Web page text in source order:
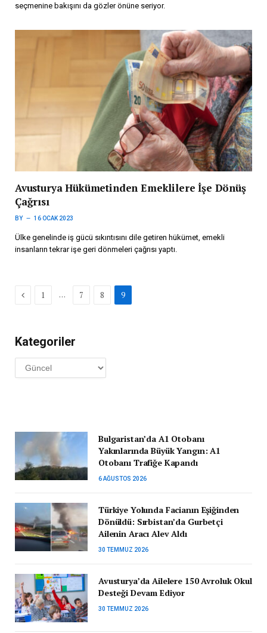
seçmenine bakışını da gözler önüne seriyor.
Avusturya Hükümetinden Emeklilere İşe Dönüş
Çağrısı
BY 16 OCAK 2023
Ülke genelinde iş gücü sıkıntısını dile getiren hükümet, emekli
insanların tekrar işe geri dönmeleri çağrısı yaptı.
Previous
1 … 7 8 9
Kategoriler
Kategoriler
Bulgaristan’da A1 Otobanı
Yakınlarında Büyük Yangın: A1
Otobanı Trafiğe Kapandı
6 AĞUSTOS 2026
Türkiye Yolunda Facianın Eşiğinden
Dönüldü: Sırbistan’da Gurbetçi
Ailenin Aracı Alev Aldı
30 TEMMUZ 2026
Avusturya’da Ailelere 150 Avroluk Okul
Desteği Devam Ediyor
30 TEMMUZ 2026